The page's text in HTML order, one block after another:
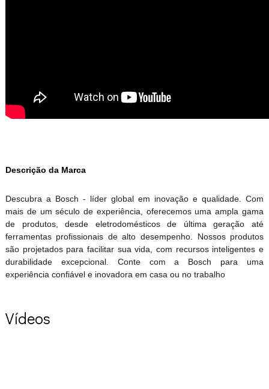
Descrição da Marca
Descubra a Bosch - líder global em inovação e qualidade. Com
mais de um século de experiência, oferecemos uma ampla gama
de produtos, desde eletrodomésticos de última geração até
ferramentas profissionais de alto desempenho. Nossos produtos
são projetados para facilitar sua vida, com recursos inteligentes e
durabilidade excepcional. Conte com a Bosch para uma
experiência confiável e inovadora em casa ou no trabalho
Vídeos